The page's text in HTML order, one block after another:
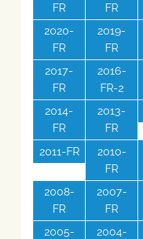
FR
FR
2020-
FR
2019-
FR
2017-
FR
2016-
FR-2
2014-
FR
2013-
FR
2011-FR
2010-
FR
2008-
FR
2007-
FR
2005-
2004-